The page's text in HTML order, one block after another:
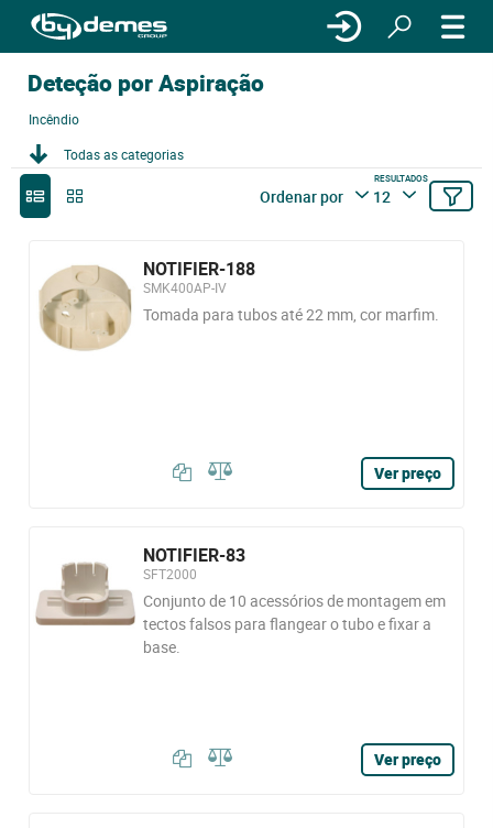
Deteção por Aspiração
Incêndio
Todas as categorias
Ordenar por
RESULTADOS
12
NOTIFIER-188
SMK400AP-IV
Tomada para tubos até 22 mm, cor marfim.
Ver preço
NOTIFIER-83
SFT2000
Conjunto de 10 acessórios de montagem em
tectos falsos para flangear o tubo e fixar a
base.
Ver preço